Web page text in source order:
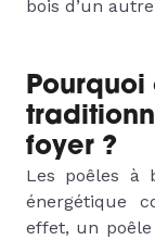
bois d’un
foyer ?
Les poêles à
énergétique
effet, un poêle